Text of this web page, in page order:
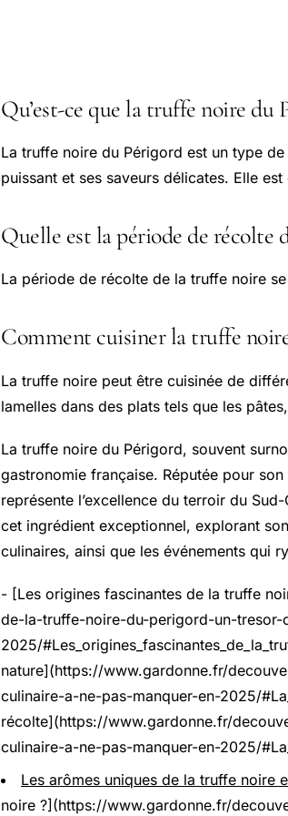
Qu’est-ce que la truffe noire du
La truffe noire du Périgord est un type
puissant et ses saveurs délicates. Elle
Quelle est la période de récolte
La période de récolte de la truffe noire
Comment cuisiner la truffe
La truffe noire peut être cuisinée de
lamelles dans des plats tels que les
La truffe noire du Périgord, souvent
gastronomie française. Réputée pour
représente l’excellence du terroir du Sud-
cet ingrédient exceptionnel, explorant
culinaires, ainsi que les événements qui
- [Les origines fascinantes de la truffe
de-la-truffe-noire-du-perigord-un-tresor-
2025/
nature](https://www.gardonne.fr/
culinaire-a-ne-pas-manquer-en-2025/
récolte](https://www.gardonne.fr/
culinaire-a-ne-pas-manquer-en-2025/
Les arômes uniques de la truffe noire
noire ?](https://www.gardonne.fr/